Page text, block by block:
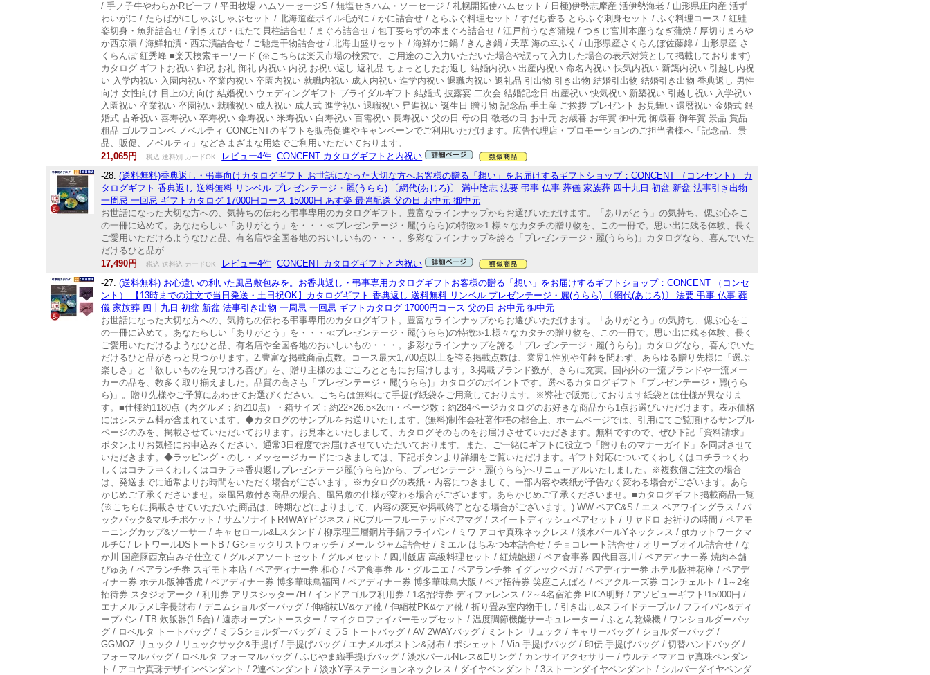
/ 手ノ子牛やわらかRビーフ / 平田牧場 ハムソーセージS / 無塩せきハム・ソーセージ / 札幌開拓使ハムセット / 日極)伊勢志摩産 活伊勢海老 / 山形県庄内産 活ず
わいがに / たらばがにしゃぶしゃぶセット / 北海道産ボイル毛がに / かに詰合せ / とらふぐ料理セット / すだち香る とらふぐ刺身セット / ふぐ料理コース / 紅鮭
姿切身・魚卵詰合せ / 剥きえび・ほたて貝柱詰合せ / まぐろ詰合せ / 包丁要らずの本まぐろ詰合せ / 江戸前うなぎ蒲焼 / つきじ宮川本廛うなぎ蒲焼 / 厚切りまろや
か西京漬 / 海鮮粕漬・西京漬詰合せ / ご馳走干物詰合せ / 北海山盛りセット / 海鮮かに鍋 / きんき鍋 / 天草 海の幸ふく / 山形県産さくらんぼ佐藤錦 / 山形県産 さ
くらんぼ 紅秀峰 ■楽天検索キーワード (※こちらは楽天市場の検索で、ご用途のご入力いただいた場合や誤って入力した場合の表示対策として掲載しております)
カタログ ギフトお祝い 御祝 お礼 御礼 内祝い 内祝 お祝い返し 返礼品 ちょっとしたお返し 結婚内祝い 出産内祝い 命名内祝い 快気内祝い 新築内祝い 引越し内祝
い 入学内祝い 入園内祝い 卒業内祝い 卒園内祝い 就職内祝い 成人内祝い 進学内祝い 退職内祝い 返礼品 引出物 引き出物 結婚引出物 結婚引き出物 香典返し 男性
向け 女性向け 目上の方向け 結婚祝い ウェディングギフト ブライダルギフト 結婚式 披露宴 二次会 結婚記念日 出産祝い 快気祝い 新築祝い 引越し祝い 入学祝い
入園祝い 卒業祝い 卒園祝い 就職祝い 成人祝い 成人式 進学祝い 退職祝い 昇進祝い 誕生日 贈り物 記念品 手土産 ご挨拶 プレゼント お見舞い 還暦祝い 金婚式 銀
婚式 古希祝い 喜寿祝い 卒寿祝い 傘寿祝い 米寿祝い 白寿祝い 百需祝い 長寿祝い 父の日 母の日 敬老の日 お中元 お歳暮 お年賀 御中元 御歳暮 御年賀 景品 賞品
粗品 ゴルフコンペ ノベルティ CONCENTのギフトを販売促進やキャンペーンでご利用いただけます。広告代理店・プロモーションのご担当者様へ「記念品、景
品、販促、ノベルティ」などさまざまな用途でご利用いただいております。
21,065円
税込 送料別 カードOK レビュー4件 CONCENT カタログギフトと内祝い
-28.(送料無料)香典返し・弔事向けカタログギフト お世話になった大切な方へお客様の贈る「想い」をお届けするギフトショップ：CONCENT （コンセント） カ
タログギフト 香典返し 送料無料 リンベル プレゼンテージ・麗(うらら) 〔網代(あじろ)〕 満中陰志 法要 弔事 仏事 葬儀 家族葬 四十九日 初盆 新盆 法事引き出物
一周忌 一回忌 ギフトカタログ 17000円コース 15000円 あす楽 最強配送 父の日 お中元 御中元
お世話になった大切な方への、気持ちの伝わる弔事専用のカタログギフト。豊富なラインナップからお選びいただけます。「ありがとう」の気持ち、偲ぶ心をこ
の一冊に込めて。あなたらしい「ありがとう」を・・・≪プレゼンテージ・麗(うらら)の特徴≫1.様々なカタチの贈り物を、この一冊で。思い出に残る体験、長く
ご愛用いただけるようなひと品、有名店や全国各地のおいしいもの・・・。多彩なラインナップを誇る「プレゼンテージ・麗(うらら)」カタログなら、喜んでいた
だけるひと品が...
17,490円
税込 送料込 カードOK レビュー4件 CONCENT カタログギフトと内祝い
-27.(送料無料) お心遣いの利いた風呂敷包みを。お香典返し・弔事専用カタログギフトお客様の贈る「想い」をお届けするギフトショップ：CONCENT （コンセ
ント） 【13時までの注文で当日発送・土日祝OK】カタログギフト 香典返し 送料無料 リンベル プレゼンテージ・麗(うらら) 〔網代(あじろ)〕 法要 弔事 仏事 葬
儀 家族葬 四十九日 初盆 新盆 法事引き出物 一周忌 一回忌 ギフトカタログ 17000円コース 父の日 お中元 御中元
お世話になった大切な方への、気持ちの伝わる弔事専用のカタログギフト。豊富なラインナップからお選びいただけます。「ありがとう」の気持ち、偲ぶ心をこ
の一冊に込めて。あなたらしい「ありがとう」を・・・≪プレゼンテージ・麗(うらら)の特徴≫1.様々なカタチの贈り物を、この一冊で。思い出に残る体験、長く
ご愛用いただけるようなひと品、有名店や全国各地のおいしいもの・・・。多彩なラインナップを誇る「プレゼンテージ・麗(うらら)」カタログなら、喜んでいた
だけるひと品がきっと見つかります。2.豊富な掲載商品点数。コース最大1,700点以上を誇る掲載点数は、業界1.性別や年齢を問わず、あらゆる贈り先様に「選ぶ
楽しさ」と「欲しいものを見つける喜び」を、贈り主様のまごころとともにお届けします。3.掲載ブランド数が、さらに充実。国内外の一流ブランドや一流メー
カーの品を、数多く取り揃えました。品質の高さも「プレゼンテージ・麗(うらら)」カタログのポイントです。選べるカタログギフト「プレゼンテージ・麗(うら
ら)」。贈り先様やご予算にあわせてお選びください。こちらは無料にて手提げ紙袋をご用意しております。※弊社で販売しております紙袋とは仕様が異なりま
す。■仕様約1180点（内グルメ：約210点）・箱サイズ：約22×26.5×2cm・ページ数：約284ページカタログのお好きな商品から1点お選びいただけます。表示価格
にはシステム料が含まれています。◆カタログのサンプルをお送りいたします。(無料)制作会社著作権の都合上、ホームページでは、引用にてご覧頂けるサンプル
ページのみを、掲載させていただいております。お見本といたしまして、カタログそのものをお届けさせていただきます。無料ですので、ぜひ下記「資料請求」
ボタンよりお気軽にお申込みください。通常3日程度でお届けさせていただいております。また、ご一緒にギフトに役立つ「贈りものマナーガイド」を同封させて
いただきます。◆ラッピング・のし・メッセージカードにつきましては、下記ボタンより詳細をご覧いただけます。ギフト対応についてくわしくはコチラ⇒くわ
しくはコチラ⇒くわしくはコチラ⇒香典返しプレゼンテージ麗(うらら)から、プレゼンテージ・麗(うらら)へリニューアルいたしました。※複数個ご注文の場合
は、発送までに通常よりお時間をいただく場合がございます。※カタログの表紙・内容につきまして、一部内容や表紙が予告なく変わる場合がございます。あら
かじめご了承くださいませ。※風呂敷付き商品の場合、風呂敷の仕様が変わる場合がございます。あらかじめご了承くださいませ。■カタログギフト掲載商品一覧
(※こちらに掲載させていただいた商品は、時期などによりまして、内容の変更や掲載終了となる場合がございます。) WW ペアC&S / エス ペアワイングラス / バ
ックパック&マルチポケット / サムソナイトR4WAYビジネス / RCブルーフルーテッドペアマグ / スイートディッシュペアセット / リヤドロ お祈りの時間 / ペアモ
ーニングカップ&ソーサー / キャセロール&Lスタンド / 柳宗理三層鋼片手鍋フライパン / ミワ アコヤ真珠ネックレス / 淡水パールYネックレス / gtカットワークマ
ルチC / レトワールDSトートB / Gショックリストウォッチ / メール ジャム詰合せ / ミエル はちみつ5本詰合せ / チョコレート詰合せ / オリーブオイル詰合せ / な
か川 国産豚西京白みそ仕立て / グルメアソートセット / グルメセット / 四川飯店 高級料理セット / 紅焼鮑翅 / ペア食事券 四代目喜川 / ペアディナー券 焼肉本舗
ぴゅあ / ペアランチ券 スギモト本店 / ペアディナー券 和心 / ペア食事券 ル・グルニエ / ペアランチ券 イグレックベガ / ペアディナー券 ホテル阪神花座 / ペアデ
ィナー券 ホテル阪神香虎 / ペアディナー券 博多華味鳥福岡 / ペアディナー券 博多華味鳥大阪 / ペア招待券 笑座こんぱる / ペアクルーズ券 コンチェルト / 1～2名
招待券 スタジオアーク / 利用券 アリスシッター7H / インドアゴルフ利用券 / 1名招待券 ディファレンス / 2～4名宿泊券 PICA明野 / アソビューギフト!15000円 /
エナメルラメL字長財布 / デニムショルダーバッグ / 伸縮杖LV&ケア靴 / 伸縮杖PK&ケア靴 / 折り畳み室内物干し / 引き出し&スライドテーブル / フライパン&ディ
ープパン / TB 炊飯器(1.5合) / 遠赤オーブントースター / マイクロファイバーモップセット / 温度調節機能サーキュレーター / ふとん乾燥機 / ワンショルダーバッ
グ / ロベルタ トートバッグ / ミラSショルダーバッグ / ミラS トートバッグ / AV 2WAYバッグ / ミントン リュック / キャリーバッグ / ショルダーバッグ /
GGMOZ リュック / リュックサック&手提げ / 手提げバッグ / エナメルボストン&財布 / ポシェット / Via 手提げバッグ / 印伝 手提げバッグ / 切替ハンドバッグ /
フォーマルバッグ / ロベルタ フォーマルバッグ / ふじやま織手提げバッグ / 淡水パールNレス&Eリング / カンサイアクセサリー / ウルティマアコヤ真珠ペンダン
ト / アコヤ真珠デザインペンダント / 2連ペンダント / 淡水Y字ステーションネックレス / ダイヤペンダント / 3ストーンダイヤペンダント / シルバーダイヤペンダ